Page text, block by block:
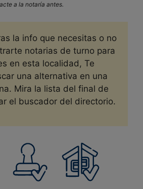
a la notaría antes.
la info que necesitas o no
notarias de turno para
en esta localidad, Te
una alternativa en una
Mira la lista del final de
el buscador del directorio.